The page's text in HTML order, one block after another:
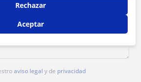
aviso legal y de privacidad
Rechazar
Aceptar